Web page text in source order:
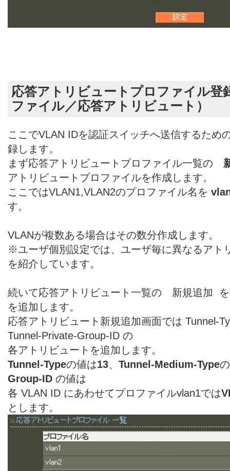
応答アトリビュートプロファイル登
ファイル／応答アトリビュート）
ここでVLAN IDを認証スイッチへ送信するため
録します。
まず応答アトリビュートプロファイル一覧の
アトリビュートプロファイルを作成します。
ここではVLAN1,VLAN2のプロファイル名を
す。
VLANが複数ある場合はその数分作成します。
※ユーザ個別設定では、ユーザ毎に異なるアト
を紹介しています。
続いて応答アトリビュート一覧の 新規追加
を追加します。
応答アトリビュート新規追加画面では Tunnel-
Tunnel-Private-Group-ID の
各アトリビュートを追加します。
Tunnel-Typeの値は13、 Tunnel-Medium-Type
Group-ID の値は
各 VLAN ID にあわせてプロファイルvlan1では
とします。